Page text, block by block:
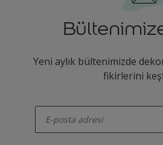
Yeni aylık bültenimizde
fikirlerini